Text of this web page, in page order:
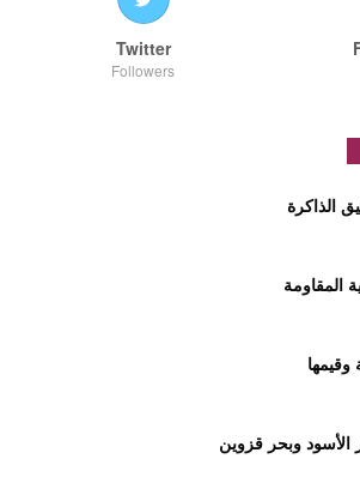
Twitter
Followers
الذاكرة
المقاومة
وقيمها
الأسود وبحر قزوين